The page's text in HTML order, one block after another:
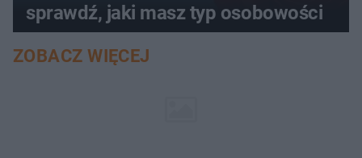
sprawdź, jaki masz typ osobowości
ZOBACZ WIĘCEJ